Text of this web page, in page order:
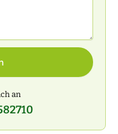
an